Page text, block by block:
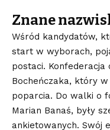
Znane
Wśród kandydatów,
start w wyborach,
postaci. Konfederacja
Bocheńczaka, który w
poparcia. Do walki o
Marian Banaś, były
ankietowanych. Swój